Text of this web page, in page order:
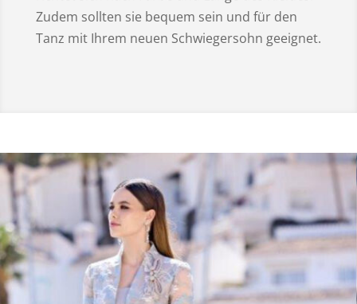
Zudem sollten sie bequem sein und für den
Tanz mit Ihrem neuen Schwiegersohn geeignet.